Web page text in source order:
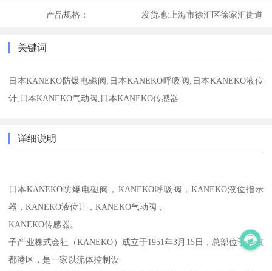
产品规格： 发货地:上海市徐汇区徐家汇街道
关键词
日本KANEKO防爆电磁阀,日本KANEKO呼吸阀,日本KANEKO液位
计,日本KANEKO气动阀,日本KANEKO传感器
详细说明
日本KANEKO防爆电磁阀，KANEKO呼吸阀，KANEKO液位指示
器，KANEKO液位计，KANEKO气动阀，
KANEKO传感器。
子产业株式会社（KANEKO）成立于1951年3月15日，总部位于东京
都港区，是一家以流体控制设